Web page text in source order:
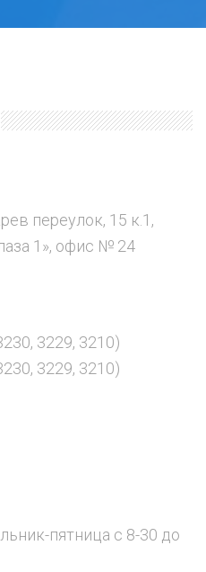
переулок, 15 к.1,
1», офис № 24
3229, 3210)
3229, 3210)
пятница с 8-30 до